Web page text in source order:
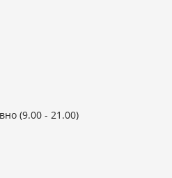
(9.00 - 21.00)